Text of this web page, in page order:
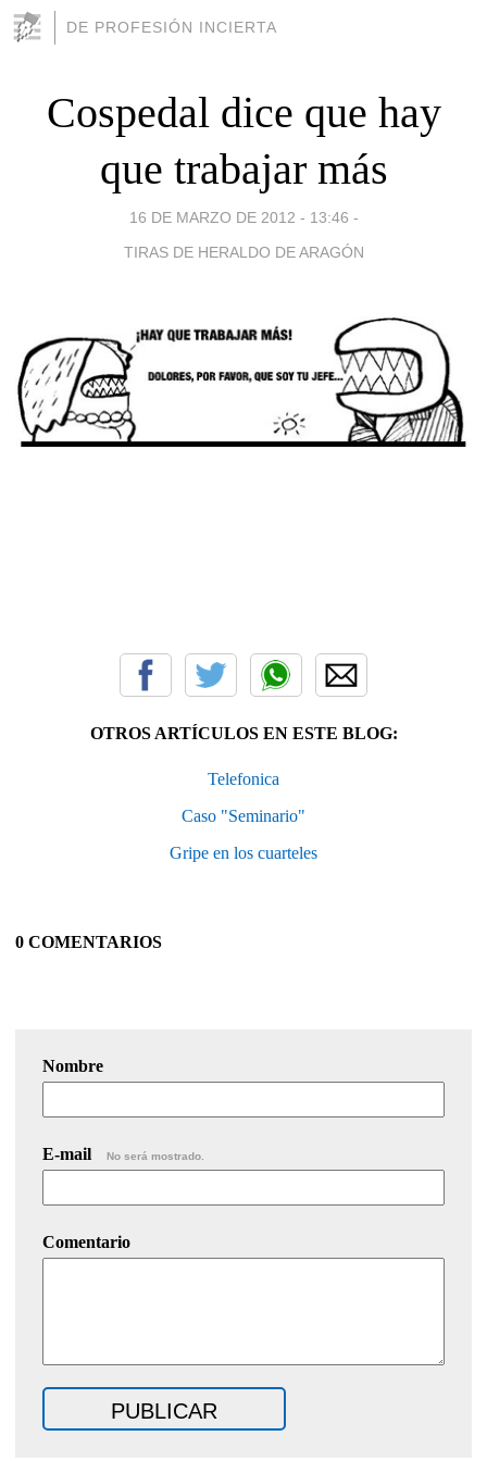
DE PROFESIÓN INCIERTA
Cospedal dice que hay
que trabajar más
16 DE MARZO DE 2012 - 13:46 -
TIRAS DE HERALDO DE ARAGÓN
OTROS ARTÍCULOS EN ESTE BLOG:
Telefonica
Caso "Seminario"
Gripe en los cuarteles
0 COMENTARIOS
Nombre
E-mail No será mostrado.
Comentario